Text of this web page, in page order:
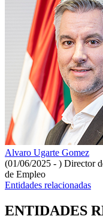
Alvaro Ugarte Gomez
(01/06/2025 - ) Director
de Empleo
Entidades relacionadas
ENTIDADES